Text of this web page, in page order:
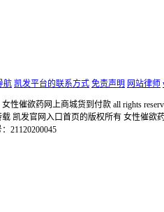
航 凯发平台的联系方式 免责声明 网站律师
性催欲药网上商城货到付款 all rights
载 凯发官网入口首页的版权所有 女性催
21120200045